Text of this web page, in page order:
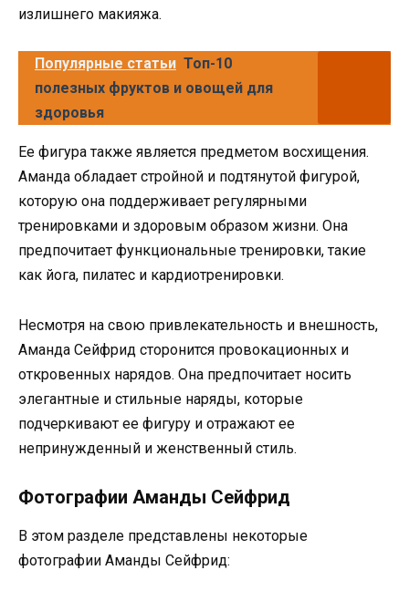
излишнего макияжа.
Популярные статьи Топ-10
полезных фруктов и овощей для
здоровья
Ее фигура также является предметом восхищения.
Аманда обладает стройной и подтянутой фигурой,
которую она поддерживает регулярными
тренировками и здоровым образом жизни. Она
предпочитает функциональные тренировки, такие
как йога, пилатес и кардиотренировки.
Несмотря на свою привлекательность и внешность,
Аманда Сейфрид сторонится провокационных и
откровенных нарядов. Она предпочитает носить
элегантные и стильные наряды, которые
подчеркивают ее фигуру и отражают ее
непринужденный и женственный стиль.
Фотографии Аманды Сейфрид
В этом разделе представлены некоторые
фотографии Аманды Сейфрид: